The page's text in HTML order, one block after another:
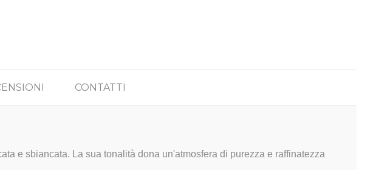
CONTATTI
e sbiancata. La sua tonalità dona un'atmosfera di purezza e raffinatezza